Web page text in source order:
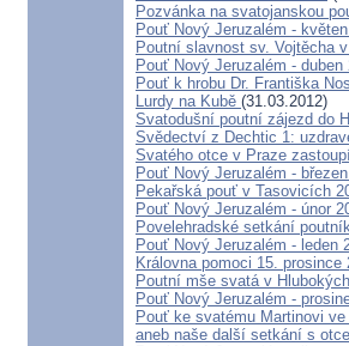
Pozvánka na svatojanskou
Pouť Nový Jeruzalém -
Poutní slavnost sv. Vojtěcha
Pouť Nový Jeruzalém - duben
Pouť k hrobu Dr. Františka
Lurdy na Kubě (31.03.2012)
Svatodušní poutní zájezd do
Svědectví z Dechtic 1:
Svatého otce v Praze
Pouť Nový Jeruzalém -
Pekařská pouť v Tasovicích
Pouť Nový Jeruzalém - únor
Povelehradské setkání
Pouť Nový Jeruzalém - leden
Královna pomoci 15. prosince
Poutní mše svatá v
Pouť Nový Jeruzalém -
Pouť ke svatému Martinovi
aneb naše další setkání s